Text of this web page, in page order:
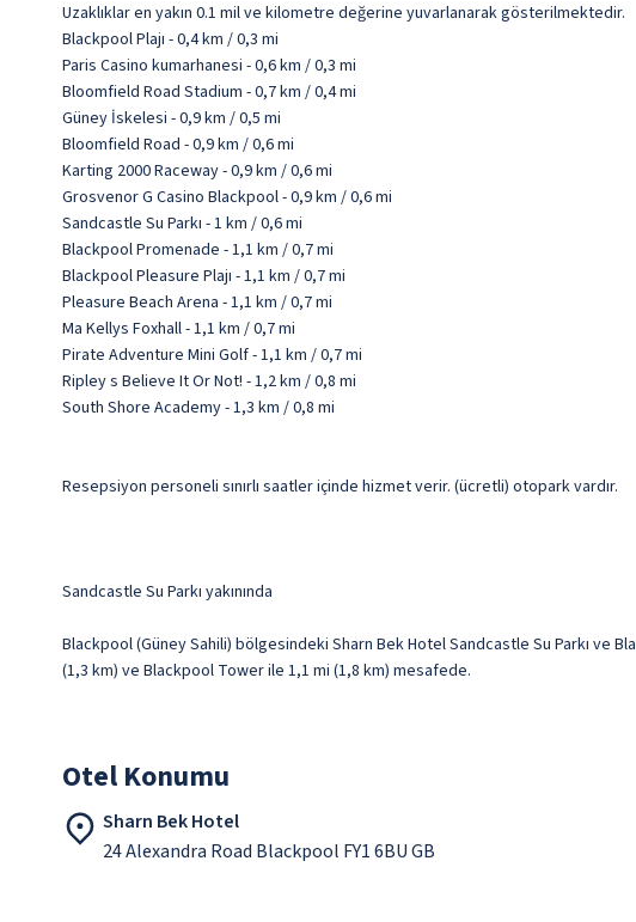
Uzaklıklar en yakın 0.1 mil ve kilometre değerine yuvarlanarak gösterilmektedir.
Blackpool Plajı - 0,4 km / 0,3 mi
Paris Casino kumarhanesi - 0,6 km / 0,3 mi
Bloomfield Road Stadium - 0,7 km / 0,4 mi
Güney İskelesi - 0,9 km / 0,5 mi
Bloomfield Road - 0,9 km / 0,6 mi
Karting 2000 Raceway - 0,9 km / 0,6 mi
Grosvenor G Casino Blackpool - 0,9 km / 0,6 mi
Sandcastle Su Parkı - 1 km / 0,6 mi
Blackpool Promenade - 1,1 km / 0,7 mi
Blackpool Pleasure Plajı - 1,1 km / 0,7 mi
Pleasure Beach Arena - 1,1 km / 0,7 mi
Ma Kellys Foxhall - 1,1 km / 0,7 mi
Pirate Adventure Mini Golf - 1,1 km / 0,7 mi
Ripley s Believe It Or Not! - 1,2 km / 0,8 mi
South Shore Academy - 1,3 km / 0,8 mi
Resepsiyon personeli sınırlı saatler içinde hizmet verir. (ücretli) otopark vardır.
Sandcastle Su Parkı yakınında
Blackpool (Güney Sahili) bölgesindeki Sharn Bek Hotel Sandcastle Su Parkı ve
(1,3 km) ve Blackpool Tower ile 1,1 mi (1,8 km) mesafede.
Otel Konumu
Sharn Bek Hotel
24 Alexandra Road Blackpool FY1 6BU GB